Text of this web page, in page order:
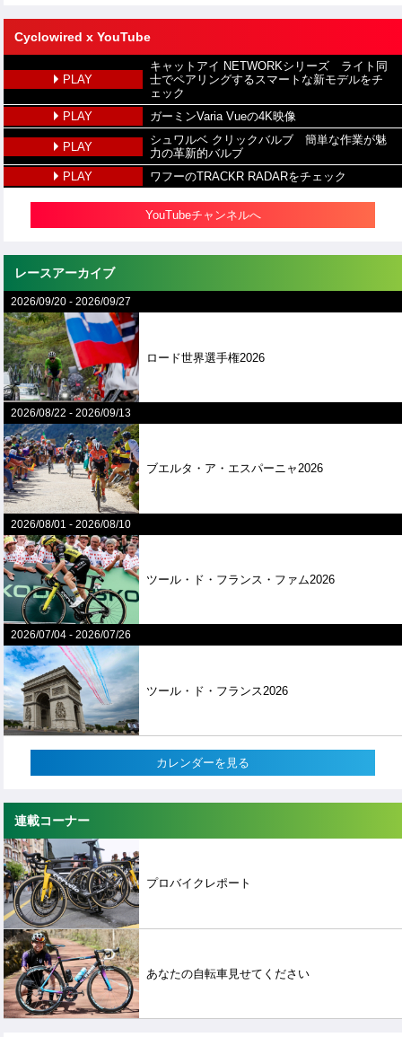
Cyclowired x YouTube
PLAY
キャットアイ NETWORKシリーズ ライト同
士でペアリングするスマートな新モデルをチ
ェック
PLAY
ガーミンVaria Vueの4K映像
PLAY
シュワルベ クリックバルブ 簡単な作業が魅
力の革新的バルブ
PLAY
ワフーのTRACKR RADARをチェック
YouTubeチャンネルへ
レースアーカイブ
2026/09/20 -2026/09/27
ロード世界選手権2026
2026/08/22 -2026/09/13
ブエルタ・ア・エスパーニャ2026
2026/08/01 -2026/08/10
ツール・ド・フランス・ファム2026
2026/07/04 -2026/07/26
ツール・ド・フランス2026
カレンダーを見る
連載コーナー
プロバイクレポート
あなたの自転車見せてください